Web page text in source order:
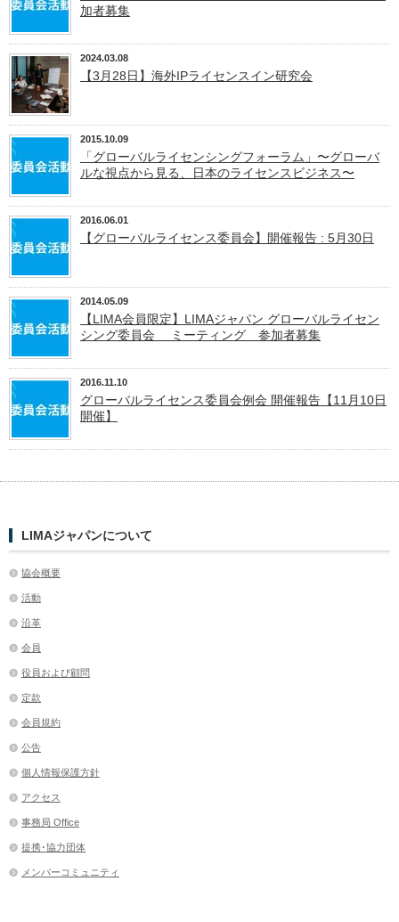
加者募集
2024.03.08
【3月28日】海外IPライセンスイン研究会
2015.10.09
「グローバルライセンシングフォーラム」〜グローバ
ルな視点から見る、日本のライセンスビジネス〜
2016.06.01
【グローバルライセンス委員会】開催報告 : 5月30日
2014.05.09
【LIMA会員限定】LIMAジャパン グローバルライセン
シング委員会 ミーティング 参加者募集
2016.11.10
グローバルライセンス委員会例会 開催報告【11月10日
開催】
LIMAジャパンについて
協会概要
活動
沿革
会員
役員および顧問
定款
会員規約
公告
個人情報保護方針
アクセス
事務局 Office
提携･協力団体
メンバーコミュニティ